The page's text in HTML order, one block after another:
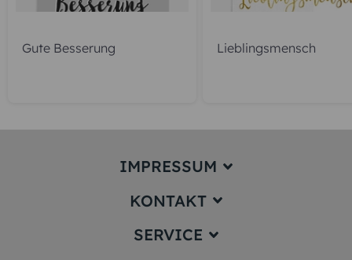
Gute Besserung Lieblingsmensch
IMPRESSUM
Impressum
KONTAKT
service@karten-paradies.de
SERVICE